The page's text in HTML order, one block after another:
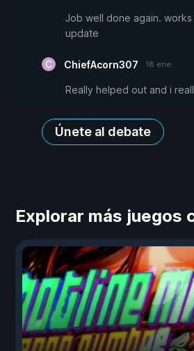
Job well done again.
update
ChiefAcorn307 18 ene.
Really helped out and i
Únete al debate
Explorar más juegos